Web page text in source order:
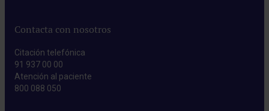
Contacta con nosotros
Citación telefónica
91 937 00 00
Atención al paciente
800 088 050